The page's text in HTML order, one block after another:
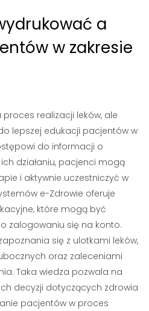
a
w zakresie
realizacji leków, ale
lepszej edukacji pacjentów w
do informacji o
działaniu, pacjenci mogą
i aktywnie uczestniczyć w
e-Zdrowie oferuje
które mogą być
zalogowaniu się na konto.
się z ulotkami leków,
oraz zaleceniami
Taka wiedza pozwala na
decyzji dotyczących zdrowia
pacjentów w proces